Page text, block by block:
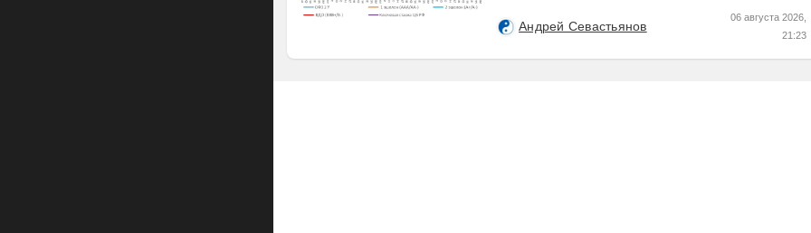
его...Андрей Севастьянов
06 августа 2026,
21:23